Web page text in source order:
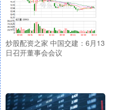
炒股配资之家 中国交建：6月13
日召开董事会会议